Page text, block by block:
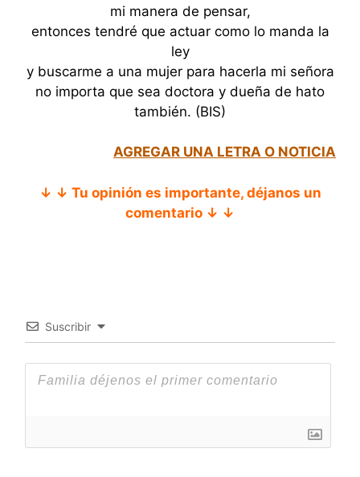
mi manera de pensar,
entonces tendré que actuar como lo manda la
ley
y buscarme a una mujer para hacerla mi señora
no importa que sea doctora y dueña de hato
también. (BIS)
AGREGAR UNA LETRA O NOTICIA
↓ ↓ Tu opinión es importante, déjanos un
comentario ↓ ↓
Suscribir